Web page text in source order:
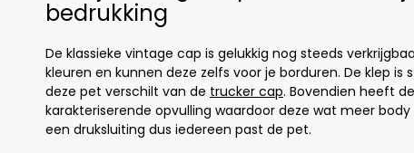
bedrukking
De klassieke vintage cap is gelukkig nog steeds
kleuren en kunnen deze zelfs voor je borduren. De klep
deze pet verschilt van de trucker cap. Bovendien heeft
karakteriserende opvulling waardoor deze wat meer
een druksluiting dus iedereen past de pet.